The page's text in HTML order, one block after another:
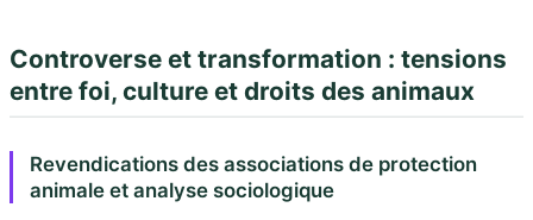
Controverse et transformation : tensions
entre foi, culture et droits des animaux
Revendications des associations de protection
animale et analyse sociologique